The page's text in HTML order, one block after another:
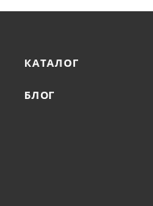
КАТАЛОГ
БЛОГ